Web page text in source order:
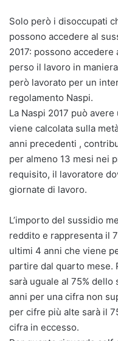
Solo però i disoccupati
possono accedere al
2017: possono accedere
perso il lavoro in
però lavorato per un
regolamento Naspi.
La Naspi 2017 può
viene calcolata sulla
anni precedenti ,
per almeno 13 mesi nei
requisito, il lavoratore
giornate di lavoro.
L’importo del sussidio
reddito e rappresenta il
ultimi 4 anni che viene
partire dal quarto mese.
sarà uguale al 75%
anni per una cifra non
per cifre più alte sarà il
cifra in eccesso.